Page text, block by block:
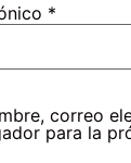
*
correo
para la